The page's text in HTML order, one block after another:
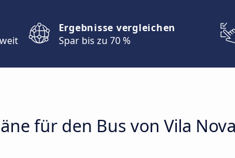
Ergebnisse vergleichen
Spar bis zu 70 %
für den Bus von Vila